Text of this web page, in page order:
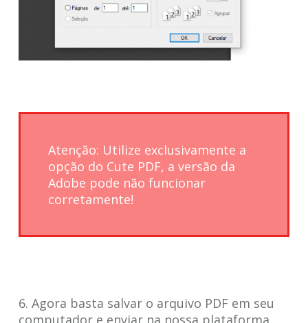
Atenção: Utilize exclusivamente a
opção do Cute PDF, a versão da
Adobe pode não funcionar
corretamente!
6. Agora basta salvar o arquivo PDF em seu